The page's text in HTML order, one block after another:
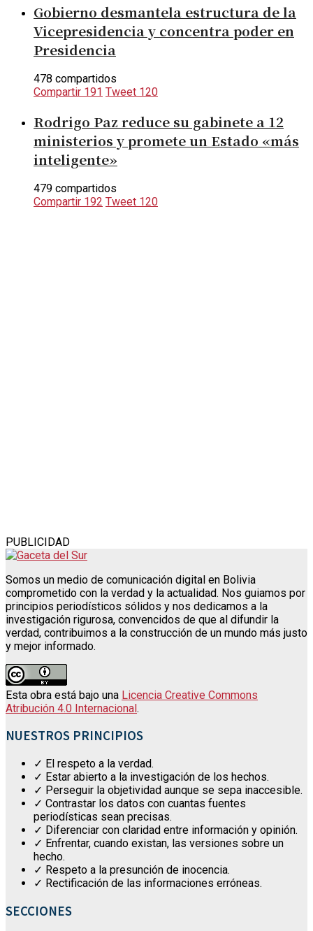
Gobierno desmantela estructura de la
Vicepresidencia y concentra poder en
Presidencia
478 compartidos
Compartir 191 Tweet 120
Rodrigo Paz reduce su gabinete a 12
ministerios y promete un Estado «más
inteligente»
479 compartidos
Compartir 192 Tweet 120
PUBLICIDAD
Somos un medio de comunicación digital en Bolivia
comprometido con la verdad y la actualidad. Nos guiamos por
principios periodísticos sólidos y nos dedicamos a la
investigación rigurosa, convencidos de que al difundir la
verdad, contribuimos a la construcción de un mundo más justo
y mejor informado.
Esta obra está bajo una Licencia Creative Commons
Atribución 4.0 Internacional.
NUESTROS PRINCIPIOS
✓ El respeto a la verdad.
✓ Estar abierto a la investigación de los hechos.
✓ Perseguir la objetividad aunque se sepa inaccesible.
✓ Contrastar los datos con cuantas fuentes
periodísticas sean precisas.
✓ Diferenciar con claridad entre información y opinión.
✓ Enfrentar, cuando existan, las versiones sobre un
hecho.
✓ Respeto a la presunción de inocencia.
✓ Rectificación de las informaciones erróneas.
SECCIONES